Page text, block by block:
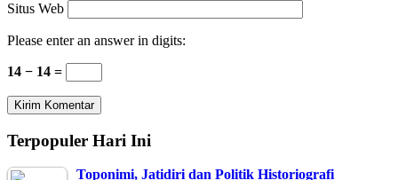
Situs Web
Please enter an answer in digits:
14 − 14 =
Terpopuler Hari Ini
Toponimi, Jatidiri dan Politik Historiografi